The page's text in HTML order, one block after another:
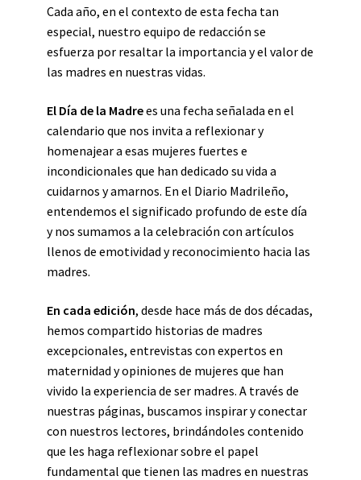
Cada año, en el contexto de esta fecha tan
especial, nuestro equipo de redacción se
esfuerza por resaltar la importancia y el valor de
las madres en nuestras vidas.
El Día de la Madrees una fecha señalada en el
calendario que nos invita a reflexionar y
homenajear a esas mujeres fuertes e
incondicionales que han dedicado su vida a
cuidarnos y amarnos. En el Diario Madrileño,
entendemos el significado profundo de este día
y nos sumamos a la celebración con artículos
llenos de emotividad y reconocimiento hacia las
madres.
En cada edición, desde hace más de dos décadas,
hemos compartido historias de madres
excepcionales, entrevistas con expertos en
maternidad y opiniones de mujeres que han
vivido la experiencia de ser madres. A través de
nuestras páginas, buscamos inspirar y conectar
con nuestros lectores, brindándoles contenido
que les haga reflexionar sobre el papel
fundamental que tienen las madres en nuestras